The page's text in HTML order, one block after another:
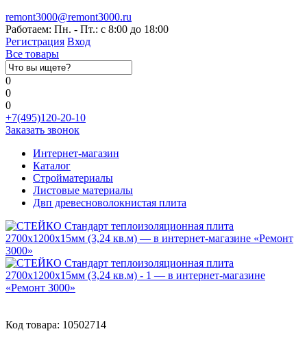
remont3000@remont3000.ru
Работаем: Пн. - Пт.: с 8:00 до 18:00
Регистрация Вход
Все товары
0
0
0
+7(495)120-20-10
Заказать звонок
Интернет-магазин
Каталог
Стройматериалы
Листовые материалы
Двп древесноволокнистая плита
Код товара: 10502714